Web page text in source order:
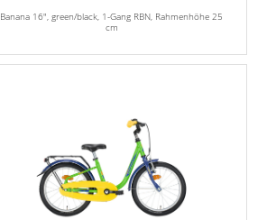
Banana 16", green/black, 1-Gang RBN, Rahmenhöhe 25
cm